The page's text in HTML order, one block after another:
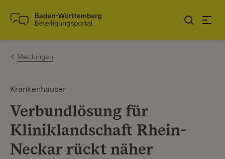
Zum Inhalt springen
Link zur Startseite
Meldungen
Krankenhäuser
Verbundlösung für
Kliniklandschaft Rhein-
Neckar rückt näher